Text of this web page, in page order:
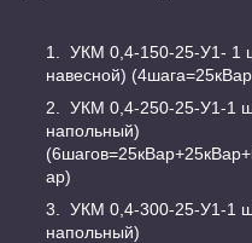
УКМ 0,4-150-25-У1- 1
навесной)
УКМ 0,4-250-25-У1-1
напольный)
ар)
УКМ 0,4-300-25-У1-1
напольный)